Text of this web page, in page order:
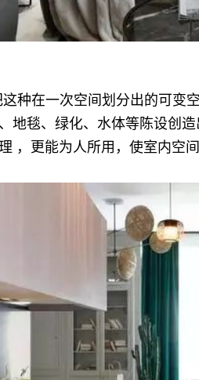
这种在一次空间划分出的可变
地毯、绿化、水体等陈设创
，更能为人所用，使室内空